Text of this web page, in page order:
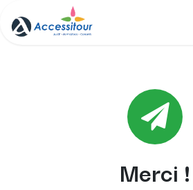
Se rendre au contenu
Merci !